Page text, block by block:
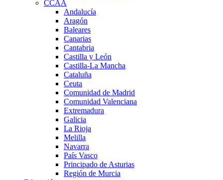
CCAA
Andalucía
Aragón
Baleares
Canarias
Cantabria
Castilla y León
Castilla-La Mancha
Cataluña
Ceuta
Comunidad de Madrid
Comunidad Valenciana
Extremadura
Galicia
La Rioja
Melilla
Navarra
País Vasco
Principado de Asturias
Región de Murcia